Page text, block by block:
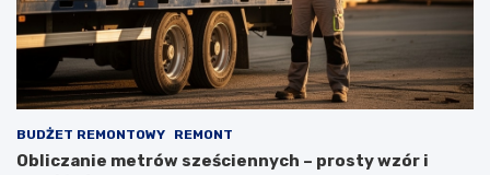
BUDŻET REMONTOWY REMONT
Obliczanie metrów sześciennych – prosty wzór i